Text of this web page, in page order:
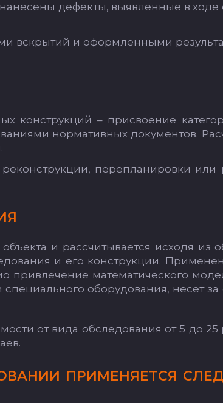
де­фек­ты, вы­яв­лен­ные в
вскры­тий и офор­млен­ны­ми
конс­трук­ций – прис­во­ение
нор­ма­тив­ных до­ку­мен­тов.
пе­реп­ла­ни­ров­ки
и рас­счи­ты­ва­ет­ся ис­хо­дя из
и его конс­трук­ции.
прив­ле­че­ние ма­те­ма­ти­чес­ко­го
обо­ру­до­ва­ния, не­сет
от ви­да об­сле­до­ва­ния от 5 до
ПРИ­МЕ­НЯ­ЕТ­СЯ